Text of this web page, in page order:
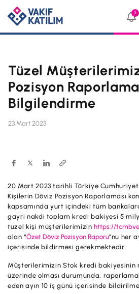
3
Kendim İçin
SİZE ÖZEL ÇÖZÜMLER
Bireysel Bankacılık
Engelsiz Bankacılık
Vakıf Katılım Taksit Sistemi
ÜRÜN VE HİZMETLERİMİZ
Hesaplar
Finansmanlar
İşim İçin
Ticari
KOBİ
Dijital Bankacılık
p@ket
Hesaplar
Yatırımcı İlişkileri
Şube ve ATM'ler
Ürün ve Hizmet Ücretleri
Tüzel
Pozisyon
Bilgilendirme
23 Mart 2023
20 Mart 2023 tarihli Türkiye Cumhuriyet
Kişilerin Döviz Pozisyon Raporlaması
kapsamında yurt içindeki tüm
gayri nakdi toplam kredi bakiyesi 5
tüzel kişi müşterilerimizin https://
alan “Özet Döviz Pozisyon Raporu”nu her
içerisinde bildirmesi gerekmektedir.
Müşterilerimizin Stok kredi bakiyesinin
üzerinde olması durumunda,
eden ayın 10 iş günü içerisinde